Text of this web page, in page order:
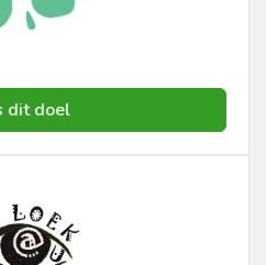
dit doel